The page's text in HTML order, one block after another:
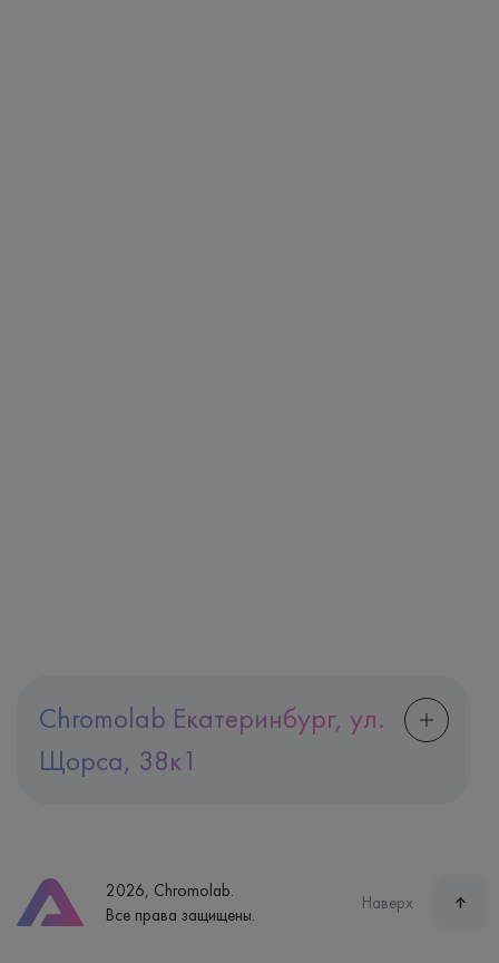
Chromolab Екатеринбург, ул.
Щорса, 38к1
Часы работы
пн-вс: 7:30-15:00
2026, Chromolab.
Все права защищены.
Наверх